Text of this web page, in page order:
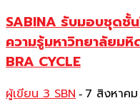
SABINA รับมอบชุดชั้
ความรู้มหาวิทยาลัยมหิ
BRA CYCLE
ผู้เขียน 3 SBN - 7 สิงหาค